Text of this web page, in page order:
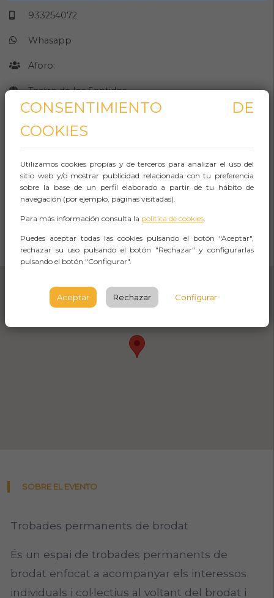
SOBRE EL EVENTO
Trobades permanents de brodat
És un espai de trobades permanents de
brodat enfocat a acompanyar els interessos
individuals i col·lectius al voltant del brodat i
933254072
Whasapp
Aforo:
Teatro de los Sentidos
Camí Polvorí, 1, Sants-
Montjuic
Observaciones
Abrir Navegación
CONSENTIMIENTO DE
COOKIES
Utilizamos cookies propias y de terceros para analizar el uso del
sitio web y/o mostrar publicidad relacionada con tu preferencia
sobre la base de un perfil elaborado a partir de tu hábito de
navegación (por ejemplo, páginas visitadas).
Para más información consulta la política de cookies.
Puedes aceptar todas las cookies pulsando el botón "Aceptar",
rechazar su uso pulsando el botón "Rechazar" y configurarlas
pulsando el botón "Configurar".
Aceptar Rechazar Configurar